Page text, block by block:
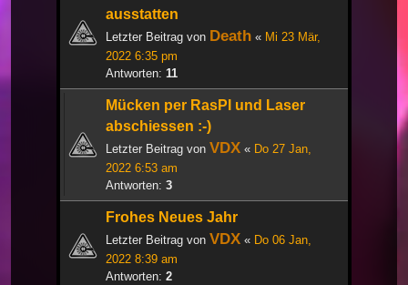
ausstatten
Letzter Beitrag von Death « Mi 23 Mär,
2022 6:35 pm
Antworten: 11
Mücken per RasPI und Laser
abschiessen :-)
Letzter Beitrag von VDX « Do 27 Jan,
2022 6:53 am
Antworten: 3
Frohes Neues Jahr
Letzter Beitrag von VDX « Do 06 Jan,
2022 8:39 am
Antworten: 2